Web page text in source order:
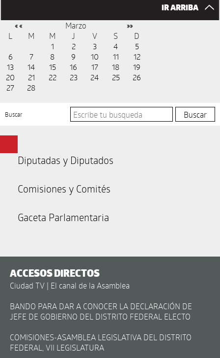
IR ARRIBA
« « Marzo »»
L M M J V S
D
1
2 3 4
5
6
7 8 9 10 11
12
13
14 15 16 17 18
19
20
21 22 23 24 25
26
27
28
Buscar
Diputadas y Diputados
Comisiones y Comités
Gaceta Parlamentaria
ACCESOS DIRECTOS
Ciudad TV | El canal de la Asamblea
BANDO PARA DAR A CONOCER LA DECLARACIÓN DE
JEFE DE GOBIERNO DEL DISTRITO FEDERAL ELECTO
COMISIONES-ASAMBLEA LEGISLATIVA DEL DISTRITO
FEDERAL, VII LEGISLATURA